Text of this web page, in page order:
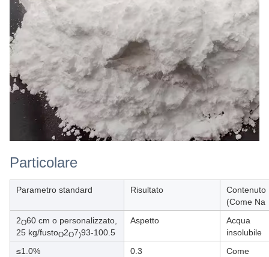
Particolare
Parametro standard Risultato
Contenuto
(Come Na
2O60 cm o personalizzato,
25 kg/fustoO2O7)93-100.5
Aspetto
Acqua
insolubile
≤1.0%
0.3 Come